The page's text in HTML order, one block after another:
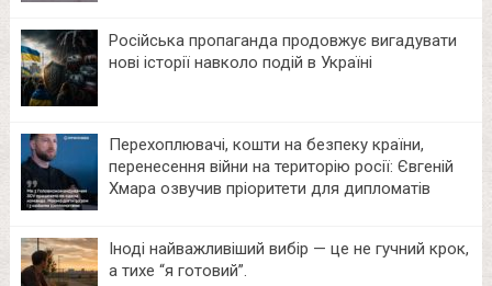
Російська пропаганда продовжує вигадувати
нові історії навколо подій в Україні
Перехоплювачі, кошти на безпеку країни,
перенесення війни на територію росії: Євгеній
Хмара озвучив пріоритети для дипломатів
Іноді найважливіший вибір — це не гучний крок,
а тихе “я готовий”.